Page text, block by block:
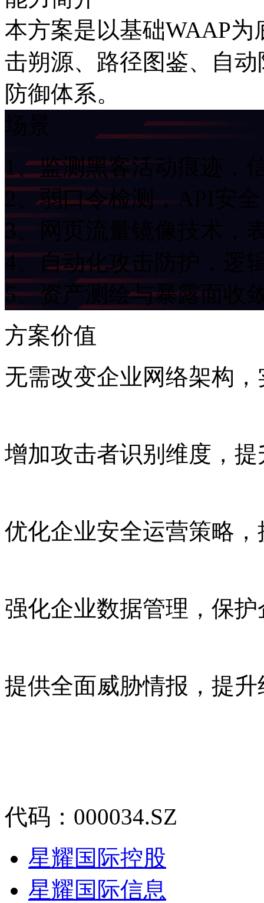
本方案是以基础WAAP为
击朔源、路径图鉴、
防御体系。
场景
1、监测黑客活动痕迹
2、弱口令检测，API安全
3、网页流量镜像技术
4、自动化攻击防护，
5、资产测绘与暴露面收
方案价值
无需改变企业网络架构
增加攻击者识别维度，
优化企业安全运营策略
强化企业数据管理，保
提供全面威胁情报，提
代码：000034.SZ
星耀国际控股
星耀国际信息